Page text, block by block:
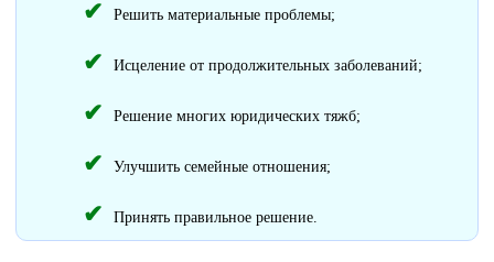
Решить материальные проблемы;
Исцеление от продолжительных заболеваний;
Решение многих юридических тяжб;
Улучшить семейные отношения;
Принять правильное решение.